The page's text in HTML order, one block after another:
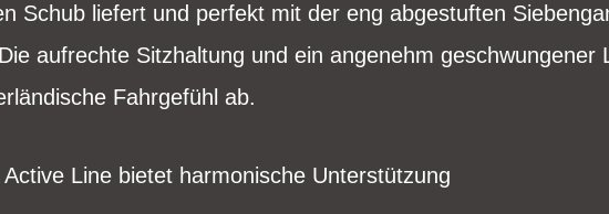
Schub liefert und perfekt mit der eng abgestuften
aufrechte Sitzhaltung und ein angenehm geschwungener
Fahrgefühl ab.
Active Line bietet harmonische Unterstützung